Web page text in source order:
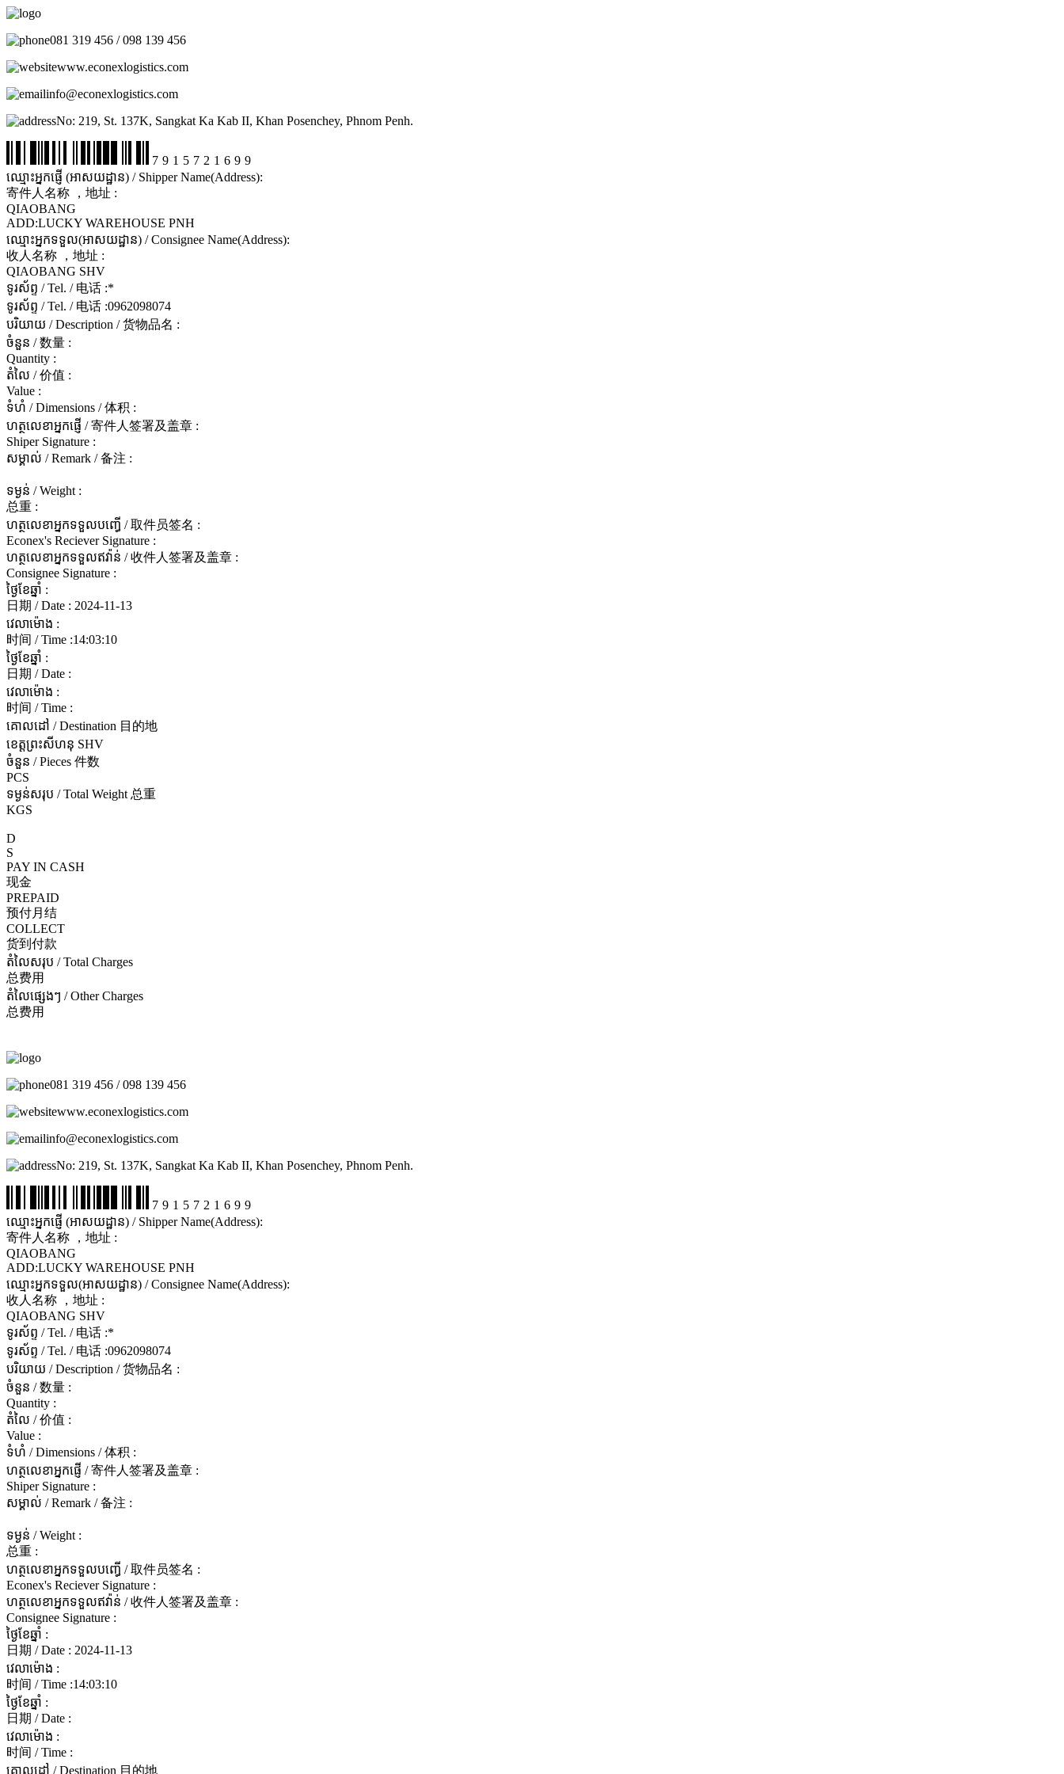
081 319 456 / 098 139 456
www.econexlogistics.com
info@econexlogistics.com
No: 219, St. 137K, Sangkat Ka Kab II, Khan Posenchey, Phnom Penh.
7915721699
ឈ្មោះអ្នកផ្ញើ (អាសយដ្ឋាន) / Shipper Name(Address):
寄件人名称 ，地址 :
QIAOBANG
ADD:LUCKY WAREHOUSE PNH
ឈ្មោះអ្នកទទួល(អាសយដ្ឋាន) / Consignee Name(Address):
收人名称 ，地址 :
QIAOBANG SHV
ទូរស័ព្ទ / Tel. / 电话 :*
ទូរស័ព្ទ / Tel. / 电话 :0962098074
បរិយាយ / Description / 货物品名 :
ចំនួន / 数量 :
Quantity :
តំលៃ / 价值 :
Value :
ទំហំ / Dimensions / 体积 :
ហត្ថលេខាអ្នកផ្ញើ / 寄件人签署及盖章 :
Shiper Signature :
សម្គាល់ / Remark / 备注 :
ទម្ងន់ / Weight :
总重 :
ហត្ថលេខាអ្នកទទួលបញ្ធើ / 取件员签名 :
Econex's Reciever Signature :
ហត្ថលេខាអ្នកទទួលឥវ៉ាន់ / 收件人签署及盖章 :
Consignee Signature :
ថ្ងៃខែឆ្នាំ :
日期 / Date : 2024-11-13
វេលាម៉ោង :
时间 / Time :14:03:10
ថ្ងៃខែឆ្នាំ :
日期 / Date :
វេលាម៉ោង :
时间 / Time :
គោលដៅ / Destination 目的地
ខេត្តព្រះសីហនុ SHV
ចំនួន / Pieces 件数
PCS
ទម្ងន់សរុប / Total Weight 总重
KGS
D
S
PAY IN CASH
现金
PREPAID
预付月结
COLLECT
货到付款
តំលៃសរុប / Total Charges
总费用
តំលៃផ្សេងៗ / Other Charges
总费用
081 319 456 / 098 139 456
www.econexlogistics.com
info@econexlogistics.com
No: 219, St. 137K, Sangkat Ka Kab II, Khan Posenchey, Phnom Penh.
7915721699
ឈ្មោះអ្នកផ្ញើ (អាសយដ្ឋាន) / Shipper Name(Address):
寄件人名称 ，地址 :
QIAOBANG
ADD:LUCKY WAREHOUSE PNH
ឈ្មោះអ្នកទទួល(អាសយដ្ឋាន) / Consignee Name(Address):
收人名称 ，地址 :
QIAOBANG SHV
ទូរស័ព្ទ / Tel. / 电话 :*
ទូរស័ព្ទ / Tel. / 电话 :0962098074
បរិយាយ / Description / 货物品名 :
ចំនួន / 数量 :
Quantity :
តំលៃ / 价值 :
Value :
ទំហំ / Dimensions / 体积 :
ហត្ថលេខាអ្នកផ្ញើ / 寄件人签署及盖章 :
Shiper Signature :
សម្គាល់ / Remark / 备注 :
ទម្ងន់ / Weight :
总重 :
ហត្ថលេខាអ្នកទទួលបញ្ធើ / 取件员签名 :
Econex's Reciever Signature :
ហត្ថលេខាអ្នកទទួលឥវ៉ាន់ / 收件人签署及盖章 :
Consignee Signature :
ថ្ងៃខែឆ្នាំ :
日期 / Date : 2024-11-13
វេលាម៉ោង :
时间 / Time :14:03:10
ថ្ងៃខែឆ្នាំ :
日期 / Date :
វេលាម៉ោង :
时间 / Time :
គោលដៅ / Destination 目的地